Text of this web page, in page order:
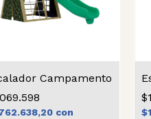
Campamento
con